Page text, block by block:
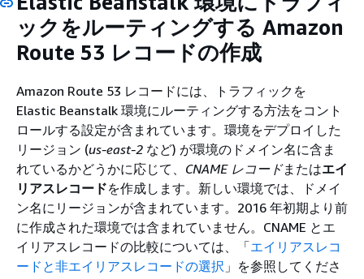
ックをルーティングする Amazon
Route 53 レコードの作成
Amazon Route 53 レコードには、トラフィックを
Elastic Beanstalk 環境にルーティングする方法をコント
ロールする設定が含まれています。環境をデプロイした
リージョン (us-east-2 など) が環境のドメイン名に含ま
れているかどうかに応じて、 CNAME レコードまたはエイ
リアスレコードを作成します。新しい環境では、ドメイ
ン名にリージョンが含まれています。2016 年初期より前
に作成された環境では含まれていません。CNAME とエ
イリアスレコードの比較については、「エイリアスレコ
ードと非エイリアスレコードの選択 」を参照してくださ